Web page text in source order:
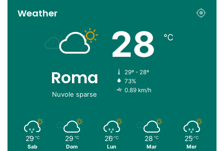
Weather
Roma
Nuvole sparse
28 ℃
29º - 28º
73%
0.89 km/h
29 ℃
Sab
29 ℃
Dom
26 ℃
Lun
28 ℃
Mar
25 ℃
Mer